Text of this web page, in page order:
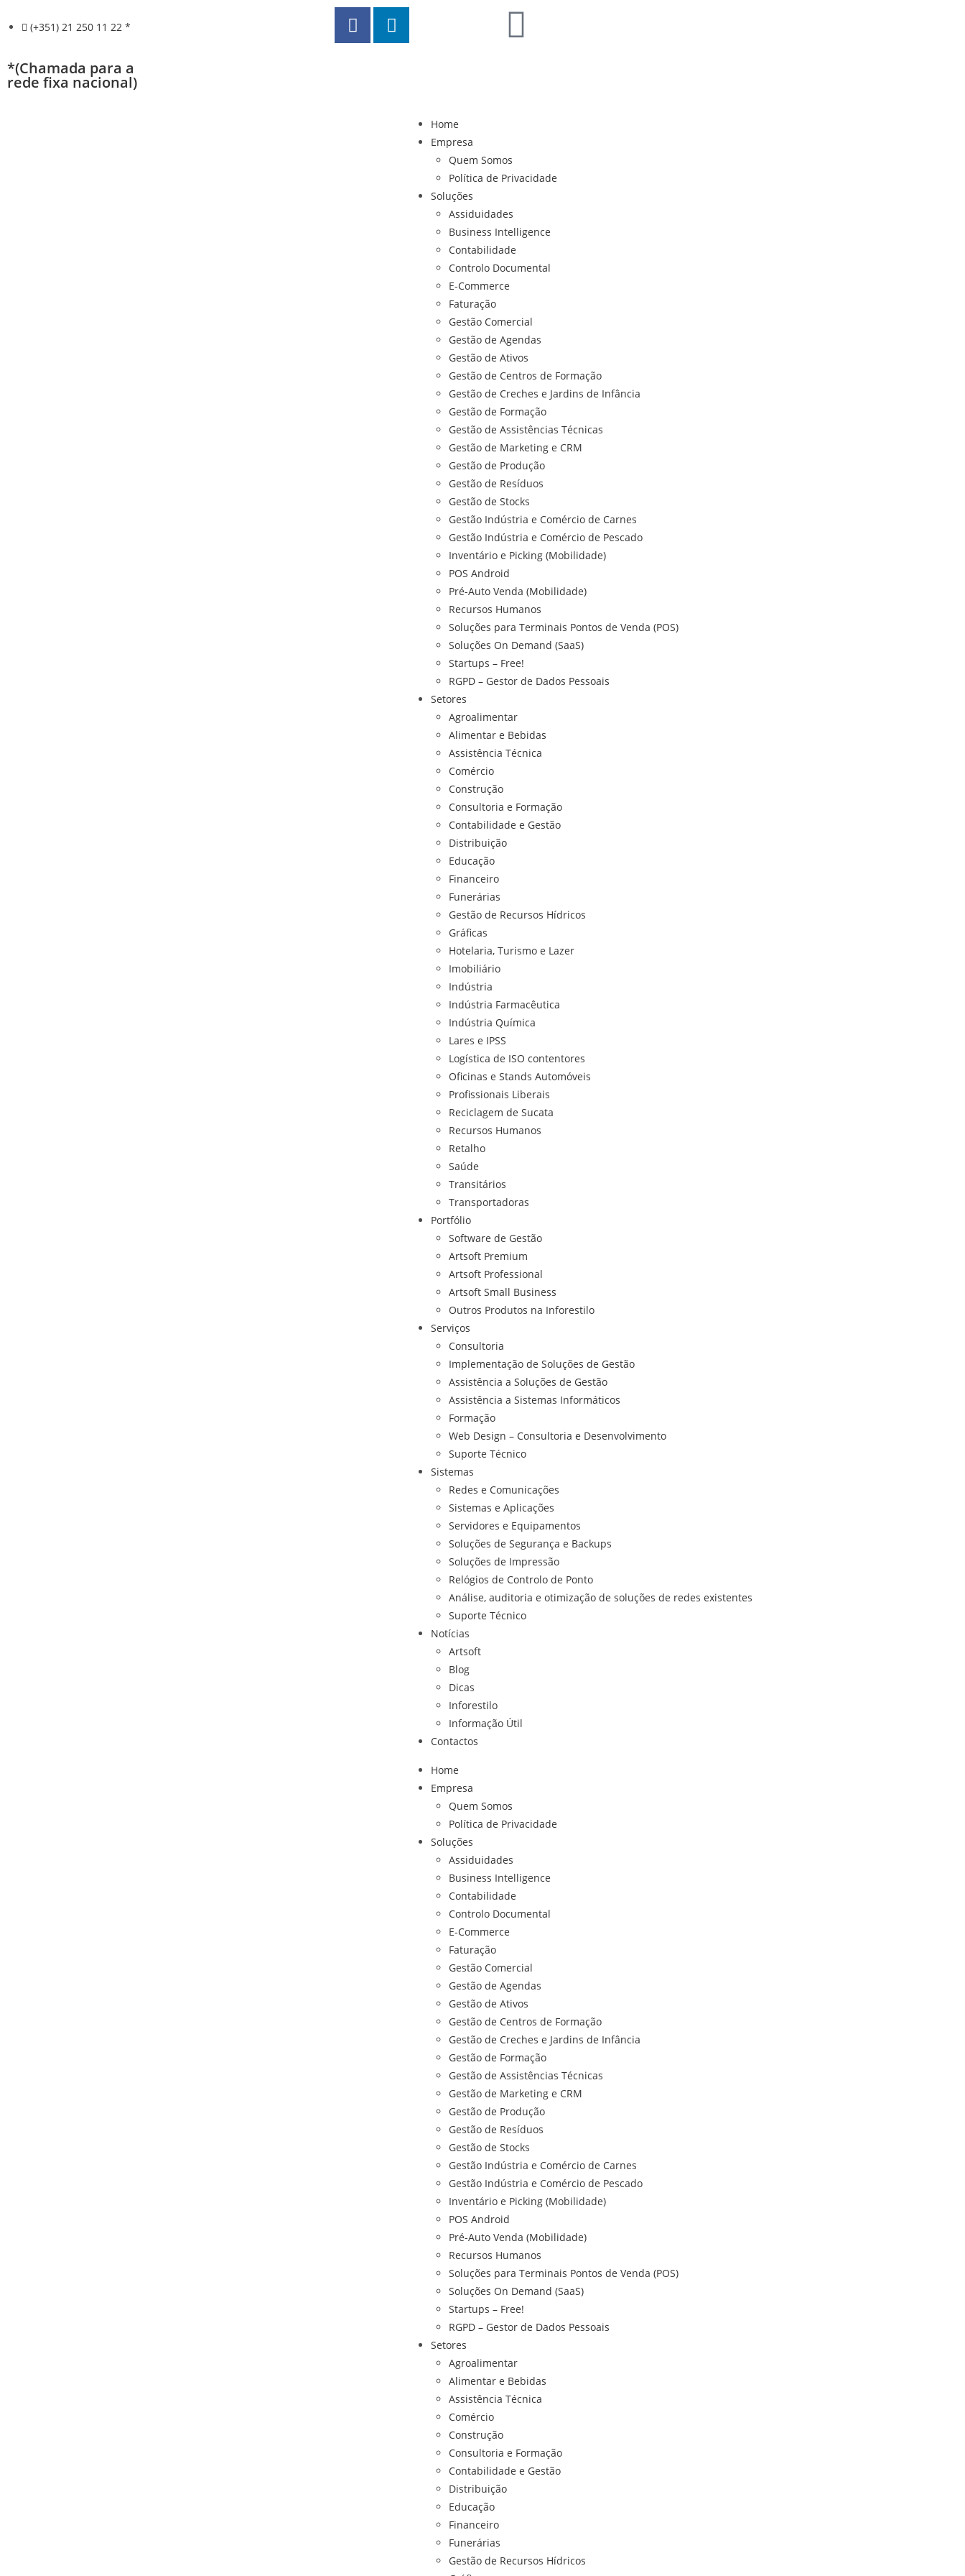
(+351) 21 250 11 22 *
*(Chamada para a
rede fixa nacional)
Home
Empresa
Quem Somos
Política de Privacidade
Soluções
Assiduidades
Business Intelligence
Contabilidade
Controlo Documental
E-Commerce
Faturação
Gestão Comercial
Gestão de Agendas
Gestão de Ativos
Gestão de Centros de Formação
Gestão de Creches e Jardins de Infância
Gestão de Formação
Gestão de Assistências Técnicas
Gestão de Marketing e CRM
Gestão de Produção
Gestão de Resíduos
Gestão de Stocks
Gestão Indústria e Comércio de Carnes
Gestão Indústria e Comércio de Pescado
Inventário e Picking (Mobilidade)
POS Android
Pré-Auto Venda (Mobilidade)
Recursos Humanos
Soluções para Terminais Pontos de Venda (POS)
Soluções On Demand (SaaS)
Startups – Free!
RGPD – Gestor de Dados Pessoais
Setores
Agroalimentar
Alimentar e Bebidas
Assistência Técnica
Comércio
Construção
Consultoria e Formação
Contabilidade e Gestão
Distribuição
Educação
Financeiro
Funerárias
Gestão de Recursos Hídricos
Gráficas
Hotelaria, Turismo e Lazer
Imobiliário
Indústria
Indústria Farmacêutica
Indústria Química
Lares e IPSS
Logística de ISO contentores
Oficinas e Stands Automóveis
Profissionais Liberais
Reciclagem de Sucata
Recursos Humanos
Retalho
Saúde
Transitários
Transportadoras
Portfólio
Software de Gestão
Artsoft Premium
Artsoft Professional
Artsoft Small Business
Outros Produtos na Inforestilo
Serviços
Consultoria
Implementação de Soluções de Gestão
Assistência a Soluções de Gestão
Assistência a Sistemas Informáticos
Formação
Web Design – Consultoria e Desenvolvimento
Suporte Técnico
Sistemas
Redes e Comunicações
Sistemas e Aplicações
Servidores e Equipamentos
Soluções de Segurança e Backups
Soluções de Impressão
Relógios de Controlo de Ponto
Análise, auditoria e otimização de soluções de redes existentes
Suporte Técnico
Notícias
Artsoft
Blog
Dicas
Inforestilo
Informação Útil
Contactos
Home
Empresa
Quem Somos
Política de Privacidade
Soluções
Assiduidades
Business Intelligence
Contabilidade
Controlo Documental
E-Commerce
Faturação
Gestão Comercial
Gestão de Agendas
Gestão de Ativos
Gestão de Centros de Formação
Gestão de Creches e Jardins de Infância
Gestão de Formação
Gestão de Assistências Técnicas
Gestão de Marketing e CRM
Gestão de Produção
Gestão de Resíduos
Gestão de Stocks
Gestão Indústria e Comércio de Carnes
Gestão Indústria e Comércio de Pescado
Inventário e Picking (Mobilidade)
POS Android
Pré-Auto Venda (Mobilidade)
Recursos Humanos
Soluções para Terminais Pontos de Venda (POS)
Soluções On Demand (SaaS)
Startups – Free!
RGPD – Gestor de Dados Pessoais
Setores
Agroalimentar
Alimentar e Bebidas
Assistência Técnica
Comércio
Construção
Consultoria e Formação
Contabilidade e Gestão
Distribuição
Educação
Financeiro
Funerárias
Gestão de Recursos Hídricos